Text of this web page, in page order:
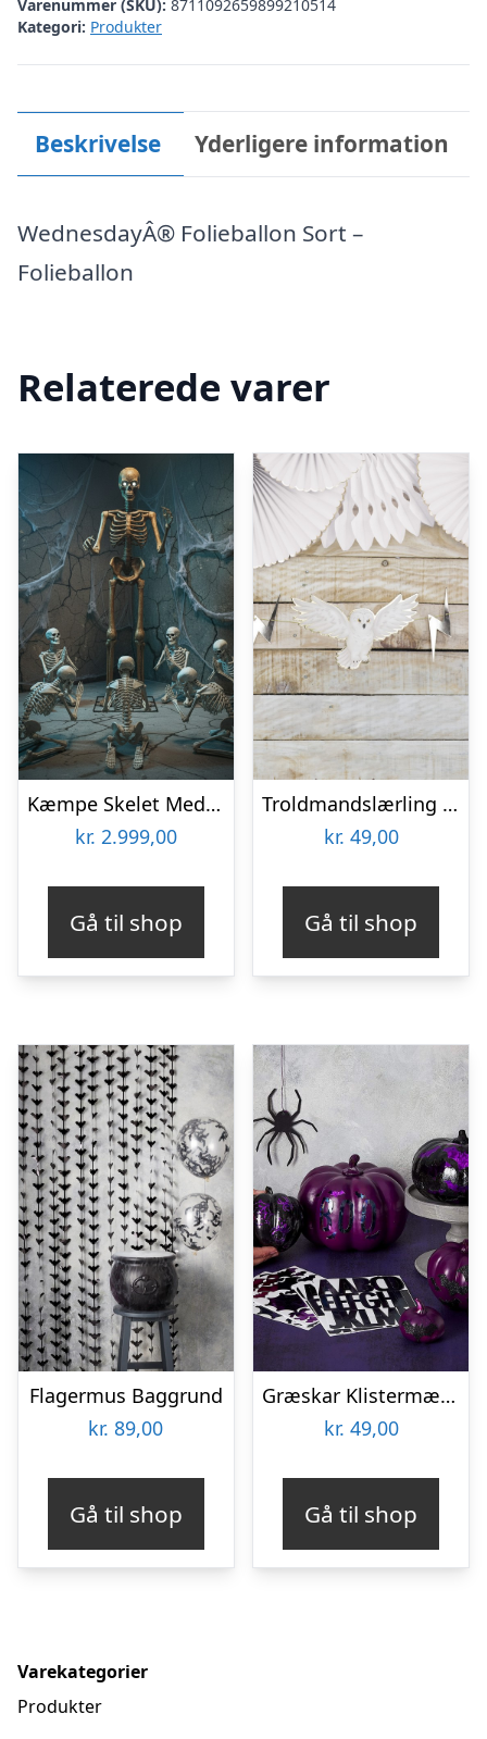
Varenummer (SKU): 8711092659899210514
Kategori: Produkter
Beskrivelse Yderligere information
WednesdayÂ® Folieballon Sort –
Folieballon
Relaterede varer
Kæmpe Skelet Med Lyd 240 cm
kr. 2.999,00
Gå til shop
Troldmandslærling Guirlande
kr. 49,00
Gå til shop
Flagermus Baggrund
kr. 89,00
Gå til shop
Græskar Klistermærker
kr. 49,00
Gå til shop
Varekategorier
Produkter